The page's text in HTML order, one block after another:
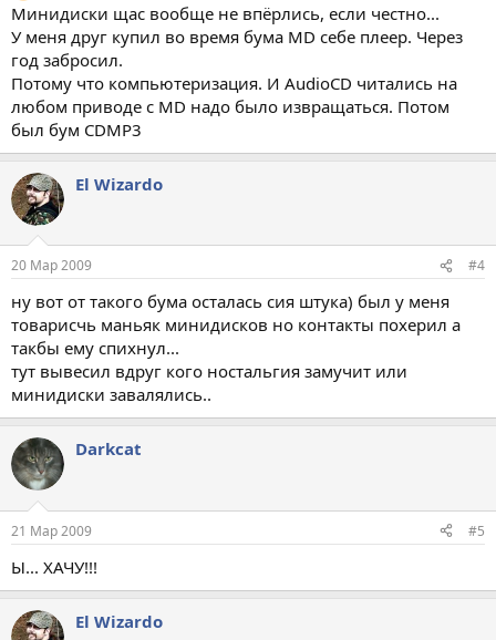
Минидиски щас вообще не впёрлись, если честно...
У меня друг купил во время бума MD себе плеер. Через
год забросил.
Потому что компьютеризация. И AudioCD читались на
любом приводе с MD надо было извращаться. Потом
был бум CDMP3
El Wizardo
20 Мар 2009 #4
ну вот от такого бума осталась сия штука) был у меня
товарисчь маньяк минидисков но контакты похерил а
такбы ему спихнул...
тут вывесил вдруг кого ностальгия замучит или
минидиски завалялись..
Darkcat
21 Мар 2009 #5
Ы... ХАЧУ!!!
El Wizardo